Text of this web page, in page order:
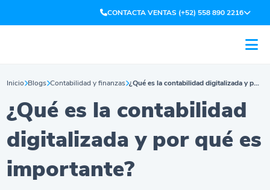
CONTACTA VENTAS (+52) 558 890 2216
Inicio Blogs Contabilidad y finanzas ¿Qué es la contabilidad digitalizada y por qué es importante?
¿Qué es la contabilidad
digitalizada y por qué es
importante?